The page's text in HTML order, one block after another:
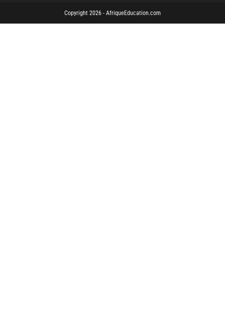
Copyright 2026 - AfriqueEducation.com